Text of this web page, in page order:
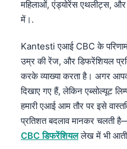
महिलाओं, एंड्योरेंस एथलीट्स, और
में।.
Kantesti एआई CBC के
उम्र की रेंज, और डिफरेंशियल
करके व्याख्या करता है। अगर
दिखाए गए हैं, लेकिन एब्सोल्यूट
हमारी एआई आम तौर पर इसे
प्रतिशत बदलाव मानकर चलती
CBC डिफरेंशियललेख में भी